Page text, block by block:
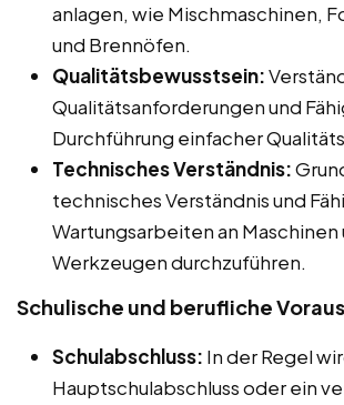
anlagen, wie Mischmaschinen,
und Brennöfen.
Qualitätsbewusstsein:
Qualitätsanforderungen und
Durchführung einfacher
Technisches Verständnis:
technisches Verständnis und
Wartungsarbeiten an Maschinen
Werkzeugen durchzuführen.
Schulische und berufliche
Schulabschluss: In der Regel
Hauptschulabschluss oder ein